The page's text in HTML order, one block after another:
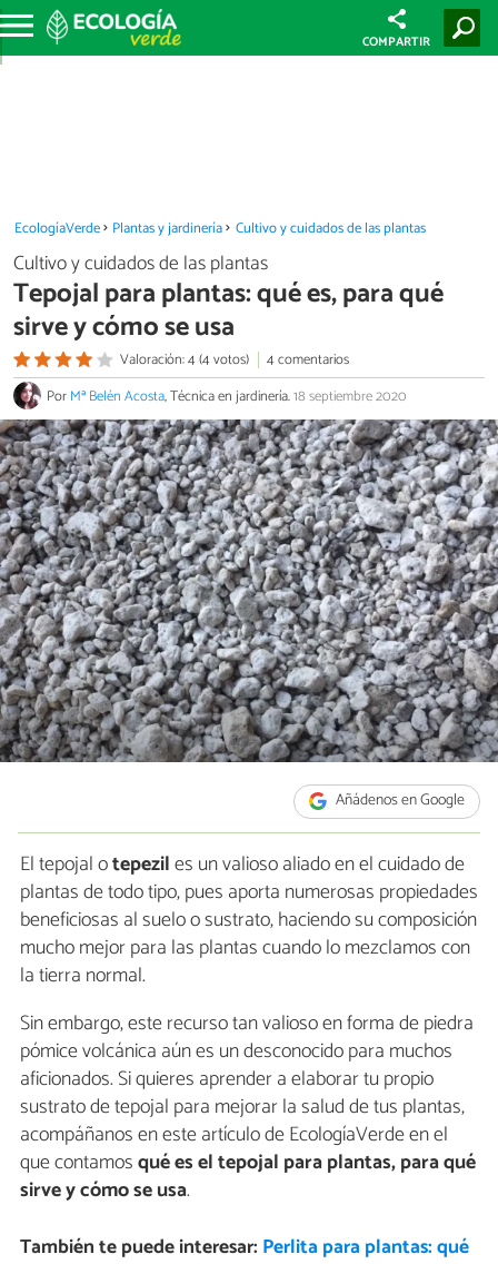
COMPARTIR
EcologíaVerde Plantas y jardinería Cultivo y cuidados de las plantas
Cultivo y cuidados de las plantas
Tepojal para plantas: qué es, para qué
sirve y cómo se usa
Valoración: 4 (4 votos)
4 comentarios
PorMª Belén Acosta, Técnica en jardinería.18 septiembre 2020
Añádenos en Google
El tepojal otepeziles un valioso aliado en el cuidado de
plantas de todo tipo, pues aporta numerosas propiedades
beneficiosas al suelo o sustrato, haciendo su composición
mucho mejor para las plantas cuando lo mezclamos con
la tierra normal.
Sin embargo, este recurso tan valioso en forma de piedra
pómice volcánica aún es un desconocido para muchos
aficionados. Si quieres aprender a elaborar tu propio
sustrato de tepojal para mejorar la salud de tus plantas,
acompáñanos en este artículo de EcologíaVerde en el
que contamosqué es el tepojal para plantas, para qué
sirve y cómo se usa.
También te puede interesar: Perlita para plantas: qué